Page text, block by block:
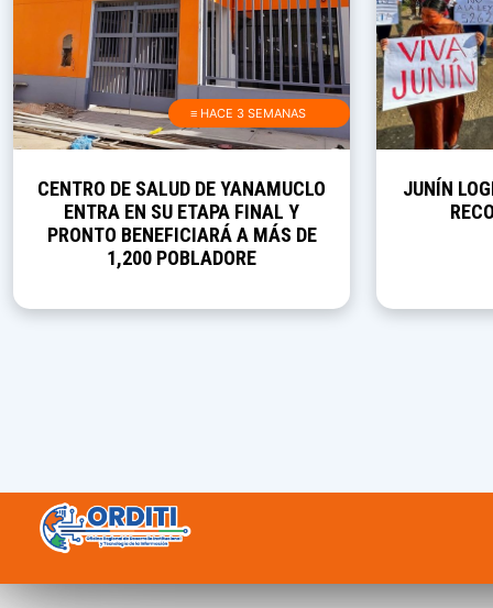
≡ HACE 3 SEMANAS
CENTRO DE SALUD DE YANAMUCLO
ENTRA EN SU ETAPA FINAL Y
PRONTO BENEFICIARÁ A MÁS DE
1,200 POBLADORE
JUNÍN